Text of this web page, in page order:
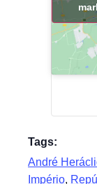
Tags:
André
Império,